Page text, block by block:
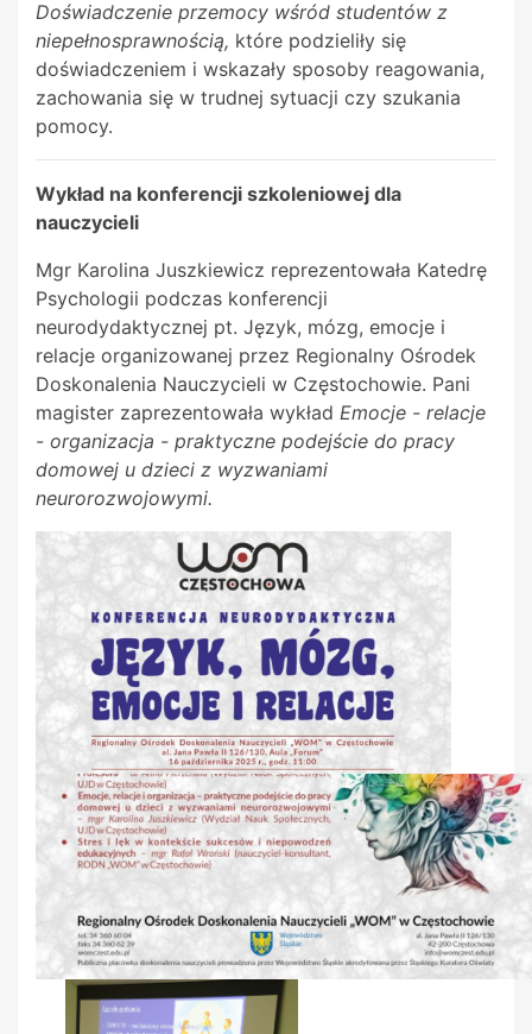
Doświadczenie przemocy wśród studentów z
niepełnosprawnością, które podzieliły się
doświadczeniem i wskazały sposoby reagowania,
zachowania się w trudnej sytuacji czy szukania
pomocy.
Wykład na konferencji szkoleniowej dla
nauczycieli
Mgr Karolina Juszkiewicz reprezentowała Katedrę
Psychologii podczas konferencji
neurodydaktycznej pt. Język, mózg, emocje i
relacje organizowanej przez Regionalny Ośrodek
Doskonalenia Nauczycieli w Częstochowie. Pani
magister zaprezentowała wykład Emocje - relacje
- organizacja - praktyczne podejście do pracy
domowej u dzieci z wyzwaniami
neurorozwojowymi.